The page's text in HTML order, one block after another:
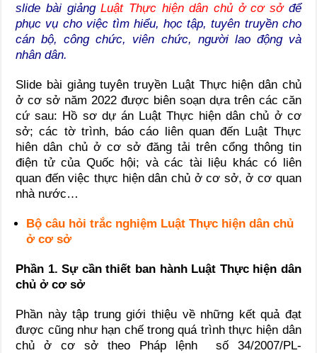
slide bài giảngLuật Thực hiện dân chủ ở cơ sởđể
phục vụ cho việc tìm hiểu, học tập, tuyên truyền cho
cán bộ, công chức, viên chức, người lao động và
nhân dân.
Slide bài giảng tuyên truyền Luật Thực hiện dân chủ
ở cơ sở năm 2022 được biên soạn dựa trên các căn
cứ sau: Hồ sơ dự án Luật Thực hiện dân chủ ở cơ
sở; các tờ trình, báo cáo liên quan đến Luật Thực
hiên dân chủ ở cơ sở đăng tải trên cổng thông tin
điện tử của Quốc hội; và các tài liệu khác có liên
quan đến việc thực hiện dân chủ ở cơ sở, ở cơ quan
nhà nước…
Bộ câu hỏi trắc nghiệm Luật Thực hiện dân chủ
ở cơ sở
Phần 1. Sự cần thiết ban hành Luật Thực hiện dân
chủ ở cơ sở
Phần này tập trung giới thiệu về những kết quả đạt
được cũng như hạn chế trong quá trình thực hiện dân
chủ ở cơ sở theo Pháp lệnh số 34/2007/PL-